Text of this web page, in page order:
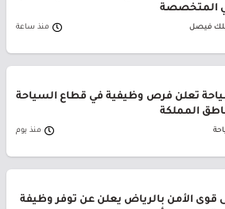
المتخصصة
فيصل منذ ساعة
تعلن فرص وظيفية في قطاع السياحة
المملكة
منذ يوم
الأمن بالرياض يعلن عن توفر وظيفة